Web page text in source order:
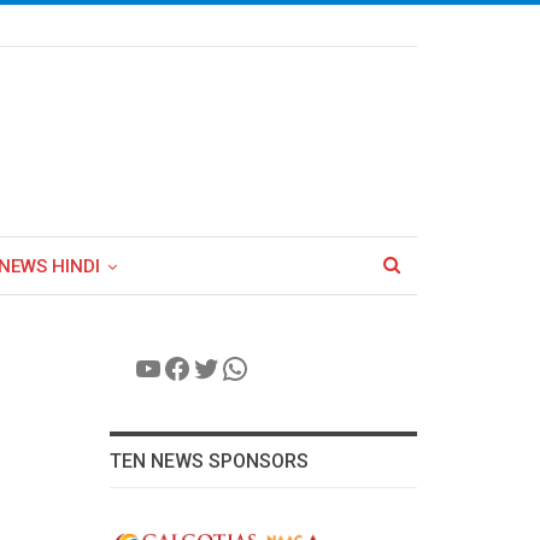
HINDI
YouTube
Facebook
Twitter
WhatsApp
TEN NEWS SPONSORS